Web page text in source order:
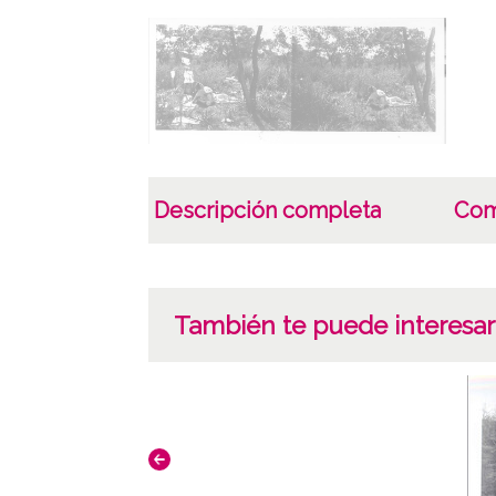
Descripción completa
También te puede interesar